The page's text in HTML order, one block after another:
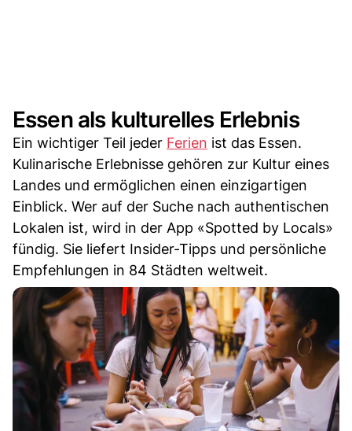
Essen als kulturelles Erlebnis
Ein wichtiger Teil jeder Ferien ist das Essen.
Kulinarische Erlebnisse gehören zur Kultur eines
Landes und ermöglichen einen einzigartigen
Einblick. Wer auf der Suche nach authentischen
Lokalen ist, wird in der App «Spotted by Locals»
fündig. Sie liefert Insider-Tipps und persönliche
Empfehlungen in 84 Städten weltweit.